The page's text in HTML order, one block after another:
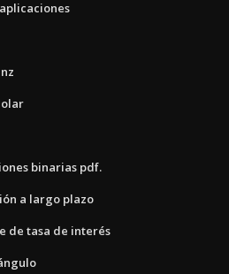
binarias pdf.
a largo plazo
de tasa de interés